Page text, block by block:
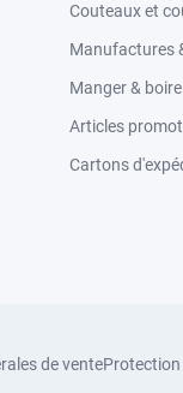
Couteaux et
Manufactures
Manger & boire
Articles
Cartons
de venteProtection